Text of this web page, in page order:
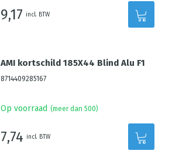
9,17 incl. BTW
AMI kortschild 185X44 Blind Alu F1
8714409285167
Op voorraad (meer dan 500)
7,74 incl. BTW